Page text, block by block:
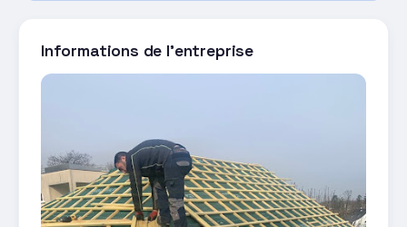
Informations de l'entreprise